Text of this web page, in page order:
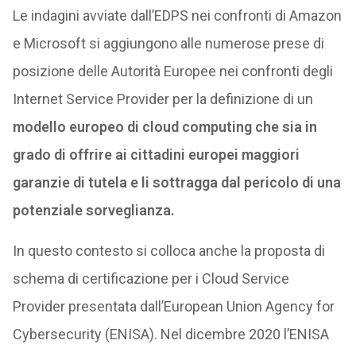
Le indagini avviate dall’EDPS nei confronti di Amazon
e Microsoft si aggiungono alle numerose prese di
posizione delle Autorità Europee nei confronti degli
Internet Service Provider per la definizione di un
modello europeo di cloud computing che sia in
grado di offrire ai cittadini europei maggiori
garanzie di tutela e li sottragga dal pericolo di una
potenziale sorveglianza.
In questo contesto si colloca anche la proposta di
schema di certificazione per i Cloud Service
Provider presentata dall’European Union Agency for
Cybersecurity (ENISA). Nel dicembre 2020 l’ENISA